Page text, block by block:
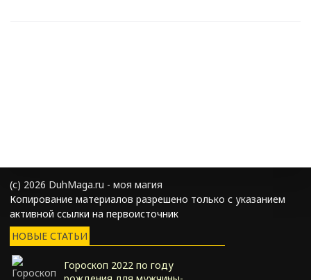
(с) 2026 DuhMaga.ru - моя магия
Копирование материалов разрешено только с указанием
активной ссылки на первоисточник
НОВЫЕ СТАТЬИ
Гороскоп 2022 по году